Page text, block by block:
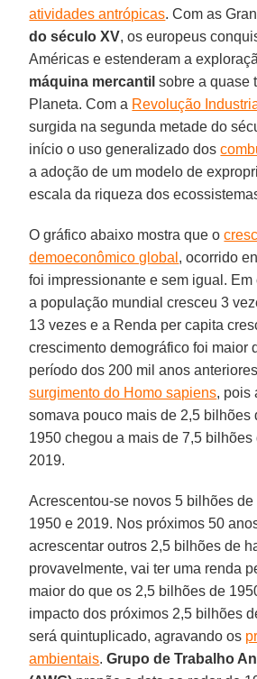
atividades antrópicas. Com as
do século XV, os europeus
Américas e estenderam a
máquina mercantil sobre a quase
Planeta. Com a Revolução
surgida na segunda metade do
início o uso generalizado dos
a adoção de um modelo de
escala da riqueza dos
O gráfico abaixo mostra que o
demoeconômico global , ocorrido
foi impressionante e sem igual. Em
a população mundial cresceu 3
13 vezes e a Renda per capita
crescimento demográfico foi maior
período dos 200 mil anos
surgimento do Homo sapiens, pois
somava pouco mais de 2,5 bilhões
1950 chegou a mais de 7,5
2019.
Acrescentou-se novos 5 bilhões
1950 e 2019. Nos próximos 50
acrescentar outros 2,5 bilhões de
provavelmente, vai ter uma renda
maior do que os 2,5 bilhões de
impacto dos próximos 2,5 bilhões
será quintuplicado, agravando os
ambientais.Grupo de Trabalho